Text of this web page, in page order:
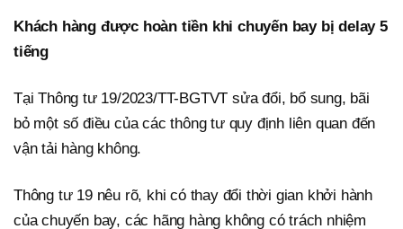
Khách hàng được hoàn tiền khi chuyến bay bị delay 5
tiếng
Tại Thông tư 19/2023/TT-BGTVT sửa đổi, bổ sung, bãi
bỏ một số điều của các thông tư quy định liên quan đến
vận tải hàng không.
Thông tư 19 nêu rõ, khi có thay đổi thời gian khởi hành
của chuyến bay, các hãng hàng không có trách nhiệm